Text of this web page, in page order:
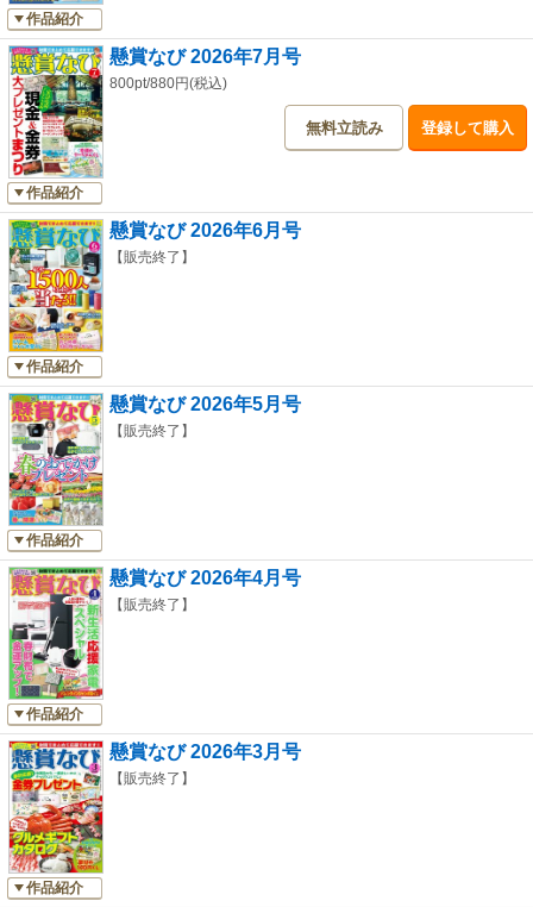
商品「赤からカレールウ」など4種セットを読者20名様にプレゼントしま
す。
《飲み過ぎ対策×むくみケアゼリー「コンディションスティック」》
飲酒前後の状態をサポート、携帯に便利で飲みやすい「コンディションス
ティック」。食品総合卸業などを手がけるニッシントーア・岩尾（株）
が、飲み会前後の新習慣におすすめのスティック型ゼリー「コンディショ
ンスティック4種お試しセット」を読者20名様にプレゼントします。
《キンレイ旨辛商品4種セットをプレゼント》
累計販売数2億食超え、おなじみの「お水がいらない」シリーズ史上最多レ
ベルの復売を望む声に応えた「お水がいらない 台湾ラーメン」など、旨辛
商品を4種セットにして読者20名様にプレゼントします。
《SEJA COFFEE（セジャコーヒー）》
韓国の食品ブランド DIDIT Inc.が展開する、韓国免税店限定販売の「SEJA
COFFEE」。このたび、金浦空港店（国際線エリア）のロッテ免税店に、4
月にオープンした金海空港店（釜山）に続く2店舗目がオープンしたことを
記念して、読者24名様にプレゼントします。
《The LAST TOWEL ONE》
あわただしい暮らしの中で深呼吸（DEEP BREATH）するように、ゆった
りとした時間を過ごせる寝具を提案する（株）ディーブレスから、「The
LAST TOWEL ONE（ザ・ラストタオルワン）」を読者20名様にプレゼン
トします。
《JR東海グッズシリーズ》
（株）クロノアから、「JR東海」の人気車両や駅名標等をあしらった新作
グッズが公表発売中です。定番の缶バッジ、アクリルキーホルダーなど注
目のアイテムが勢ぞろい♪ 今回は新作グッズの中から、選りすぐりの3ア
イテムをプレゼントします。
ほか、懸賞記事・プレゼント企画が盛りだくさんの9月号は、7月22日
（水）発売です♪
※電子版では、紙の雑誌と内容が一部異なる場合や、掲載されないページ
が含まれない場合がございます。
作品紹介
作品紹介
懸賞なび 2026年7月号
800pt/880円(税込)
無料立読み 登録して購入
作品紹介
懸賞なび 2026年6月号
【販売終了】
作品紹介
懸賞なび 2026年5月号
【販売終了】
作品紹介
懸賞なび 2026年4月号
【販売終了】
作品紹介
懸賞なび 2026年3月号
【販売終了】